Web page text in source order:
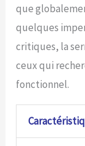
que
quelques
critiques, la
ceux qui
fonctionnel.